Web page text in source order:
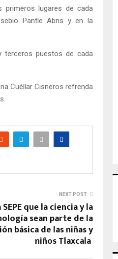
primeros lugares de cada
Pantle Abris y en la
terceros puestos de cada
Cuéllar Cisneros refrenda
NEXT POST
SEPE que la ciencia y la
sean parte de la
básica de las niñas y
niños Tlaxcala